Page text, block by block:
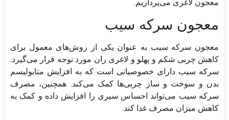
معجون لاغری می‌پردازیم.
معجون سرکه سیب
معجون سرکه سیب به عنوان یکی از روش‌های معمول برای
کاهش چربی شکم و پهلو و لاغری ران مورد توجه قرار می‌گیرد.
سرکه سیب دارای خصوصیاتی است که به افزایش متابولیسم
بدن و سوخت و ساز چربی‌ها کمک می‌کند. همچنین، مصرف
سرکه سیب می‌تواند احساس سیری را افزایش داده و کمک به
کاهش میزان مصرف غذا کند.